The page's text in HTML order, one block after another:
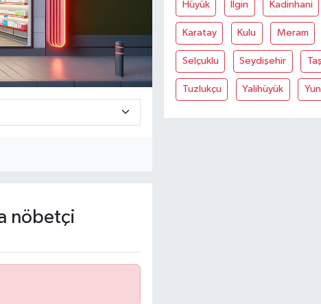
nöbetçi
Hüyük İlgin Kadinhani
Karatay Kulu Meram
Selçuklu Seydişehir
Tuzlukçu Yalihüyük